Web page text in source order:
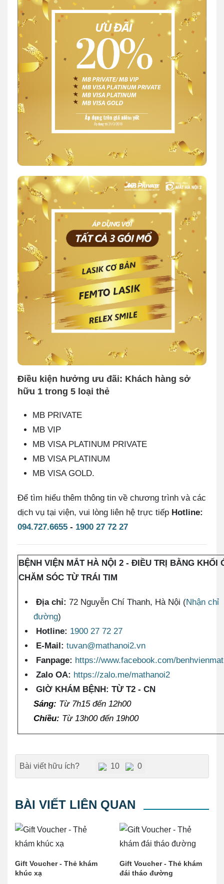
Điều kiện hưởng ưu đãi: Khách hàng sở
hữu 1 trong 5 loại thẻ
MB PRIVATE
MB VIP
MB VISA PLATINUM PRIVATE
MB VISA PLATINUM
MB VISA GOLD.
Để tìm hiểu thêm thông tin về chương trình và các
dịch vụ tại viện, vui lòng liên hệ trực tiếp Hotline:
094.727.6655 - 1900 27 72 27
BỆNH VIỆN MẮT HÀ NỘI 2 - ĐIỀU TRỊ BẰNG KHỐI
CHĂM SÓC TỪ TRÁI TIM
Địa chỉ: 72 Nguyễn Chí Thanh, Hà Nội (Nhận chỉ
đường)
Hotline: 1900 27 72 27
E-Mail: tuvan@mathanoi2.vn
Fanpage: https://www.facebook.com/
Zalo OA: https://zalo.me/mathanoi2
GIỜ KHÁM BỆNH: TỪ T2 - CN
Sáng: Từ 7h15 đến 12h00
Chiều: Từ 13h00 đến 19h00
Bài viết hữu ích? 10 0
BÀI VIẾT LIÊN QUAN
Gift Voucher - Thẻ khám
khúc xạ
Gift Voucher - Thẻ khám
đái tháo đường